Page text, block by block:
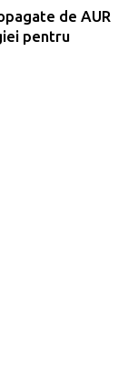
de AUR
pentru